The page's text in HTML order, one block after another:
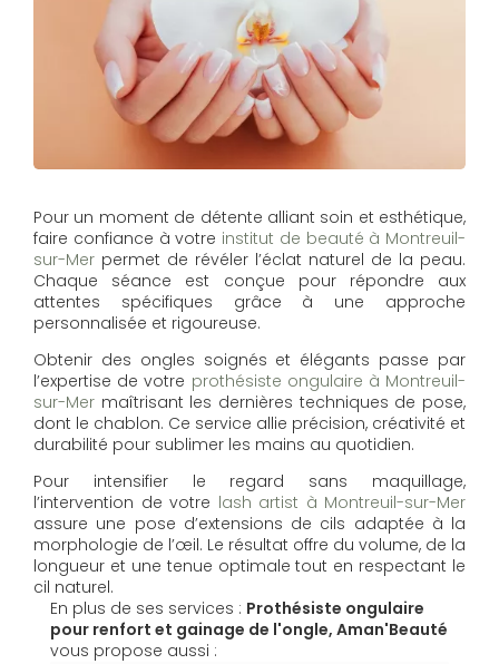
Pour un moment de détente alliant soin et esthétique,
faire confiance à votre institut de beauté à Montreuil-
sur-Mer permet de révéler l’éclat naturel de la peau.
Chaque séance est conçue pour répondre aux
attentes spécifiques grâce à une approche
personnalisée et rigoureuse.
Obtenir des ongles soignés et élégants passe par
l’expertise de votre prothésiste ongulaire à Montreuil-
sur-Mer maîtrisant les dernières techniques de pose,
dont le chablon. Ce service allie précision, créativité et
durabilité pour sublimer les mains au quotidien.
Pour intensifier le regard sans maquillage,
l’intervention de votre lash artist à Montreuil-sur-Mer
assure une pose d’extensions de cils adaptée à la
morphologie de l’œil. Le résultat offre du volume, de la
longueur et une tenue optimale tout en respectant le
cil naturel.
En plus de ses services : Prothésiste ongulaire
pour renfort et gainage de l'ongle, Aman'Beauté
vous propose aussi :